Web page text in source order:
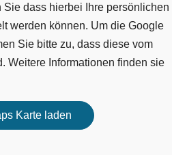
dass hierbei Ihre persönlichen
werden können. Um die Google
Sie bitte zu, dass diese vom
Weitere Informationen finden sie